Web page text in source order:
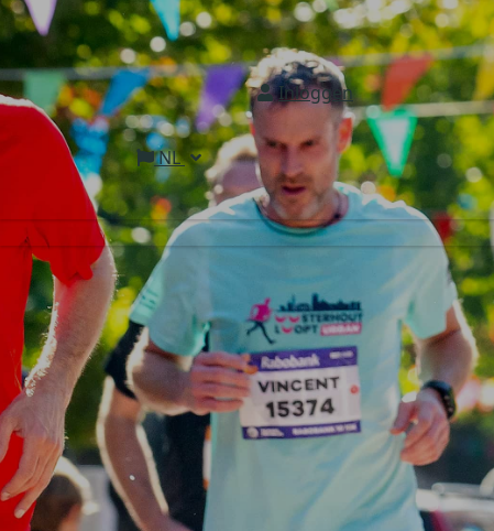
Inloggen
NL